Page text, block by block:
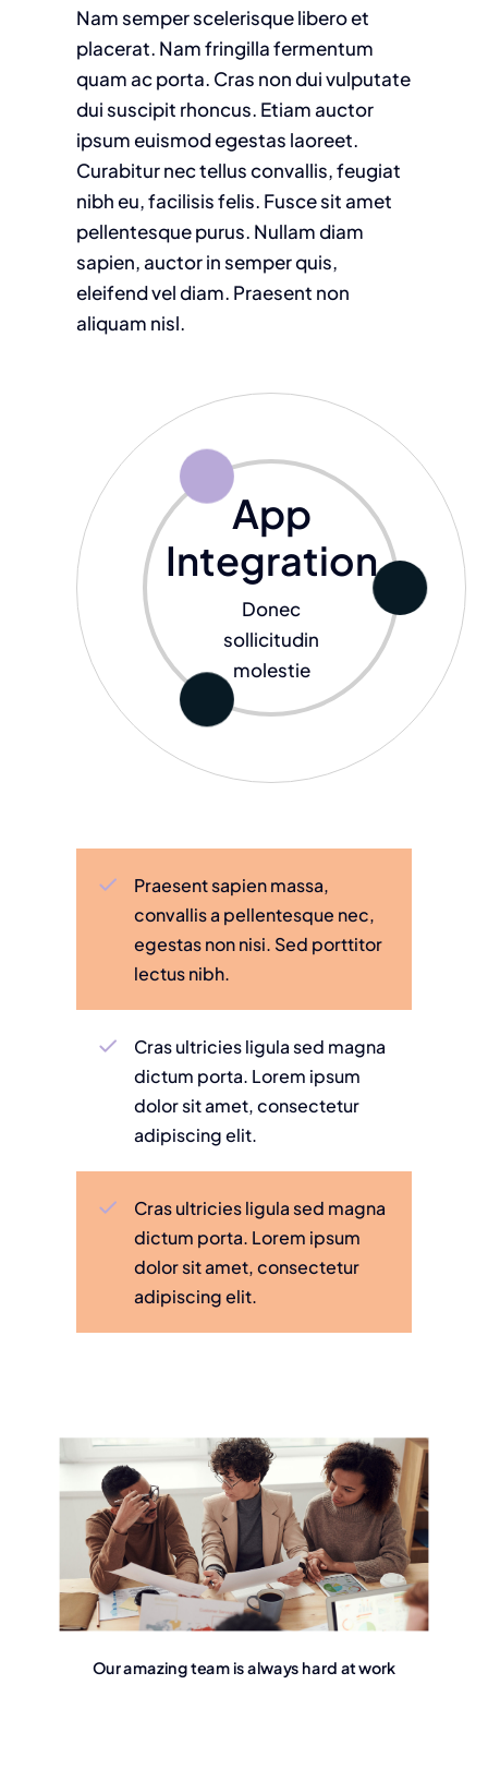
Nam semper scelerisque libero et
placerat. Nam fringilla fermentum
quam ac porta. Cras non dui vulputate
dui suscipit rhoncus. Etiam auctor
ipsum euismod egestas laoreet.
Curabitur nec tellus convallis, feugiat
nibh eu, facilisis felis. Fusce sit amet
pellentesque purus. Nullam diam
sapien, auctor in semper quis,
eleifend vel diam. Praesent non
aliquam nisl.
App
Integration
Donec
sollicitudin
molestie
Praesent sapien massa,
convallis a pellentesque nec,
egestas non nisi. Sed porttitor
lectus nibh.
Cras ultricies ligula sed magna
dictum porta. Lorem ipsum
dolor sit amet, consectetur
adipiscing elit.
Cras ultricies ligula sed magna
dictum porta. Lorem ipsum
dolor sit amet, consectetur
adipiscing elit.
Our amazing team is always hard at work